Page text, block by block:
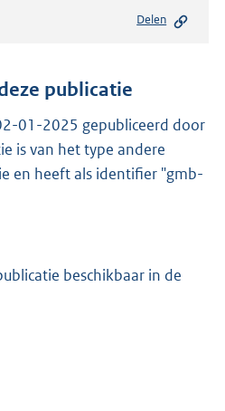
n
s
r
o
:
Delen
publicatie
01-2025 gepubliceerd door
is van het type andere
en heeft als identifier "gmb-
beschikbaar in de